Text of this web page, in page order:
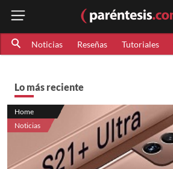
Noticias Reseñas Tutoriales
Lo más reciente
Home
Noticias